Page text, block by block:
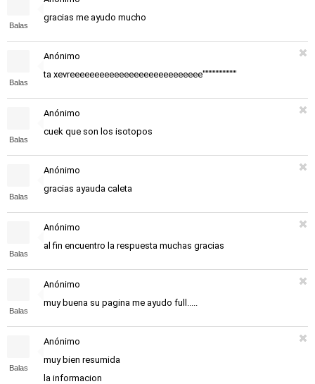
Balas
gracias me ayudo mucho
Balas
Anónimo
ta xevreeeeeeeeeeeeeeeeeeeeeeeeeee""""""""""""
Balas
Anónimo
cuek que son los isotopos
Balas
Anónimo
gracias ayauda caleta
Balas
Anónimo
al fin encuentro la respuesta muchas gracias
Balas
Anónimo
muy buena su pagina me ayudo full.....
Balas
Anónimo
muy bien resumida
la informacion